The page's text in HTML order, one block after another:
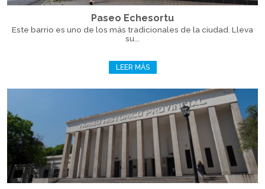
Paseo Echesortu
Este barrio es uno de los más tradicionales de la ciudad. Lleva
su...
LEER MÁS